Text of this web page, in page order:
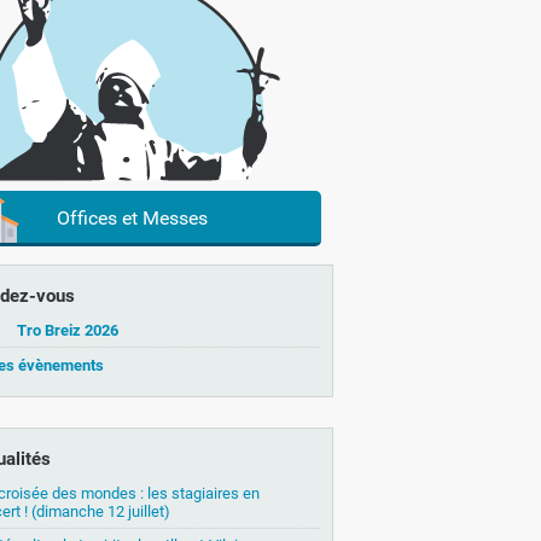
Offices et Messes
vous
Tro Breiz 2026
évènements
des mondes : les stagiaires en
! (dimanche 12 juillet)